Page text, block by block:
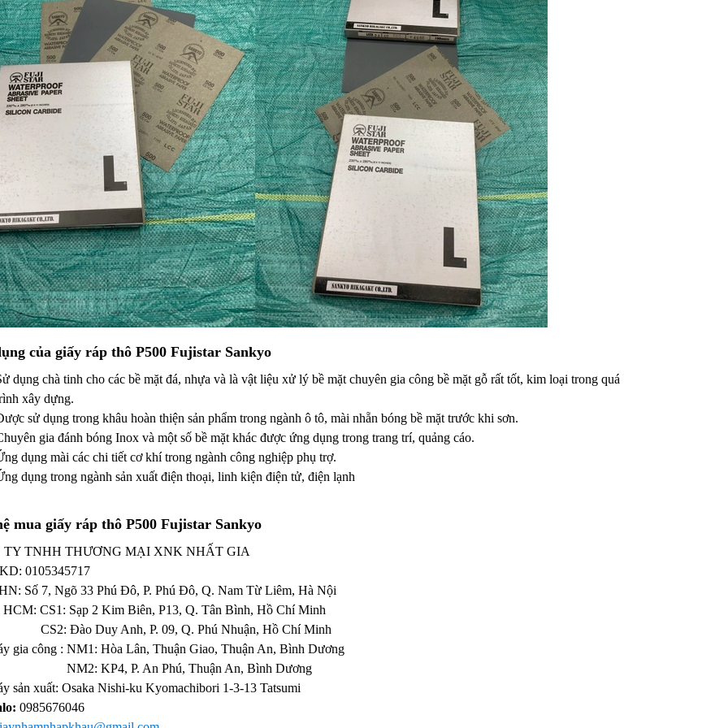
của giấy ráp thô P500 Fujistar Sankyo
dụng chà tinh cho các bề mặt đá, nhựa và là vật liệu xử lý bề mặt chuyên gia công bề mặt gỗ rất tốt, kim loại trong quá
xây dựng.
sử dụng trong khâu hoàn thiện sản phẩm trong ngành ô tô, mài nhẵn bóng bề mặt trước khi sơn.
gia đánh bóng Inox và một số bề mặt khác được ứng dụng trong trang trí, quảng cáo.
dụng mài các chi tiết cơ khí trong ngành công nghiệp phụ trợ.
dụng trong ngành sản xuất điện thoại, linh kiện điện tử, điện lạnh
mua giấy ráp thô P500 Fujistar Sankyo
TY TNHH THƯƠNG MẠI XNK NHẤT GIA
0105345717
Số 7, Ngõ 33 Phú Đô, P. Phú Đô, Q. Nam Từ Liêm, Hà Nội
CS1: Sạp 2 Kim Biên, P13, Q. Tân Bình, Hồ Chí Minh
Duy Anh, P. 09, Q. Phú Nhuận, Hồ Chí Minh
gia công : NM1: Hòa Lân, Thuận Giao, Thuận An, Bình Dương
KP4, P. An Phú, Thuận An, Bình Dương
sản xuất: Osaka Nishi-ku Kyomachibori 1-3-13 Tatsumi
0985676046